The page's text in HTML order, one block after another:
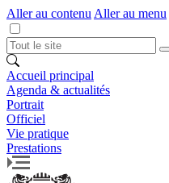
Aller au contenu Aller au menu
Accueil principal
Agenda & actualités
Portrait
Officiel
Vie pratique
Prestations